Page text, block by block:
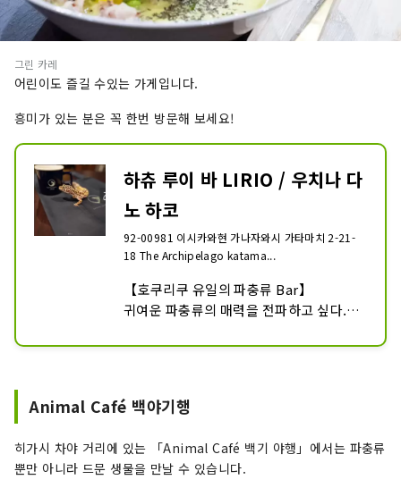
그린 카레
어린이도 즐길 수있는 가게입니다.
흥미가 있는 분은 꼭 한번 방문해 보세요!
하츄 루이 바 LIRIO / 우치나 다
노 하코
92-00981 이시카와현 가나자와시 가타마치 2-21-
18 The Archipelago katama...
【호쿠리쿠 유일의 파충류 Bar】
귀여운 파충류의 매력을 전파하고 싶다. 파
있는 BAR.
Animal Café 백야기행
히가시 차야 거리에 있는 「Animal Café 백기 야행」에서는 파충류
뿐만 아니라 드문 생물을 만날 수 있습니다.